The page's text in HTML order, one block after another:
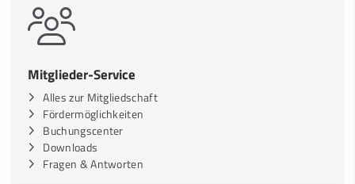
Mitglieder-Service
Alles zur Mitgliedschaft
Fördermöglichkeiten
Buchungscenter
Downloads
Fragen & Antworten